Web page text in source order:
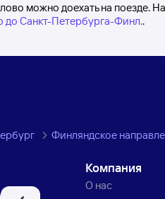
можно доехать на поезде.
до Санкт-Петербурга-Финл..
Финляндское
Компания
О нас